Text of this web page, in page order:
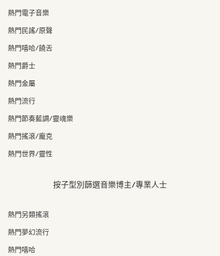
熱門電子音樂
熱門民謠/原聲
熱門嘻哈/饒舌
熱門爵士
熱門金屬
熱門流行
熱門節奏藍調/靈魂樂
熱門搖滾/龐克
熱門世界/靈性
按子型別篩選音樂博主/專業人士
熱門另類搖滾
熱門夢幻流行
熱門嘻哈